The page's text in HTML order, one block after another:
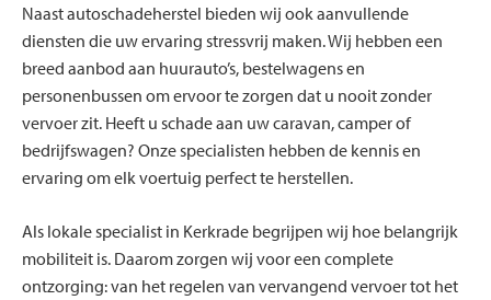
Naast autoschadeherstel bieden wij ook aanvullende
diensten die uw ervaring stressvrij maken. Wij hebben een
breed aanbod aan huurauto’s, bestelwagens en
personenbussen om ervoor te zorgen dat u nooit zonder
vervoer zit. Heeft u schade aan uw caravan, camper of
bedrijfswagen? Onze specialisten hebben de kennis en
ervaring om elk voertuig perfect te herstellen.
Als lokale specialist in Kerkrade begrijpen wij hoe belangrijk
mobiliteit is. Daarom zorgen wij voor een complete
ontzorging: van het regelen van vervangend vervoer tot het